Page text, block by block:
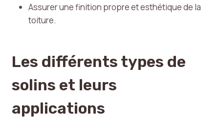
Assurer une finition propre et esthétique de la
toiture.
Les différents types de
solins et leurs
applications